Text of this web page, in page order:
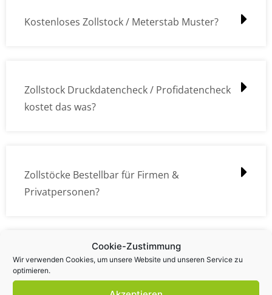
Cookie-Zustimmung
Wir verwenden Cookies, um unsere Website und unseren Service zu
optimieren.
Kostenloses Zollstock / Meterstab Muster?
Zollstock Druckdatencheck / Profidatencheck
kostet das was?
Zollstöcke Bestellbar für Firmen &
Privatpersonen?
Wie kann ich die Daten (z.B. Logos und Texte)
übermitteln?